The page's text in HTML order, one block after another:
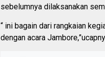
sebelumnya dilaksanakan
“ ini bagain dari rangkaian
dengan acara